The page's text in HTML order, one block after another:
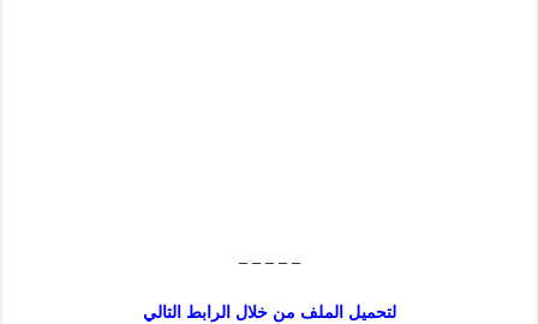
– – – – –
لتحميل الملف من خلال الرابط التالي